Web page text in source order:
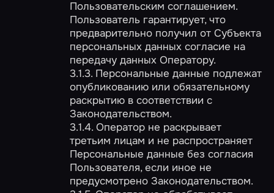
Пользовательским соглашением.
Пользователь гарантирует, что
предварительно получил от Субъекта
персональных данных согласие на
передачу данных Оператору.
3.1.3. Персональные данные подлежат
опубликованию или обязательному
раскрытию в соответствии с
Законодательством.
3.1.4. Оператор не раскрывает
третьим лицам и не распространяет
Персональные данные без согласия
Пользователя, если иное не
предусмотрено Законодательством.